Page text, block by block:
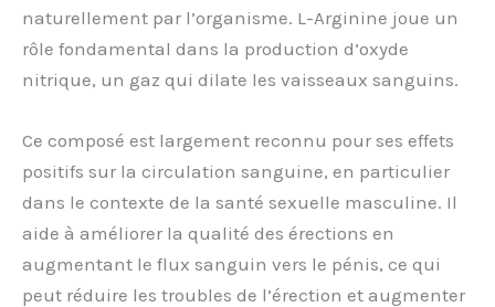
naturellement par l’organisme. L-Arginine joue un
rôle fondamental dans la production d’oxyde
nitrique, un gaz qui dilate les vaisseaux sanguins.
Ce composé est largement reconnu pour ses effets
positifs sur la circulation sanguine, en particulier
dans le contexte de la santé sexuelle masculine. Il
aide à améliorer la qualité des érections en
augmentant le flux sanguin vers le pénis, ce qui
peut réduire les troubles de l’érection et augmenter